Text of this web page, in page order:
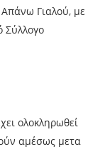
Απάνω Γιαλού, με
Σύλλογο
ολοκληρωθεί
αμέσως μετα